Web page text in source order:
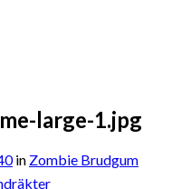
large-1.jpg
in Zombie Brudgum